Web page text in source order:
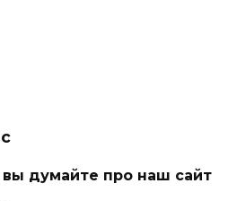
вы думайте про наш сайт